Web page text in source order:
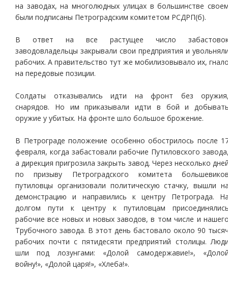
на заводах, на многолюдных улицах в большинстве
были подписаны Петроградским комитетом РСДРП(б).
В ответ на все растущее число
заводовладельцы закрывали свои предприятия и
рабочих. А правительство тут же мобилизовывало их,
на передовые позиции.
Солдаты отказывались идти на фронт без
снарядов. Но им приказывали идти в бой и
оружие у убитых. На фронте шло большое брожение.
В Петрограде положение особенно обострилось после
февраля, когда забастовали рабочие Путиловского
а дирекция пригрозила закрыть завод. Через несколько
по призыву Петроградского комитета
путиловцы организовали политическую стачку, вышли
демонстрацию и направились к центру Петрограда.
долгом пути к центру к путиловцам
рабочие все новых и новых заводов, в том числе и
Трубочного завода. В этот день бастовало около 90
рабочих почти с пятидесяти предприятий столицы.
шли под лозунгами: «Долой самодержавие!»,
войну!», «Долой царя!», «Хлеба!».